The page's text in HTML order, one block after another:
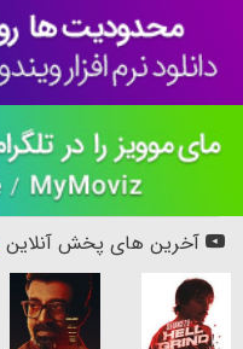
آخرین های پخش آنلاین